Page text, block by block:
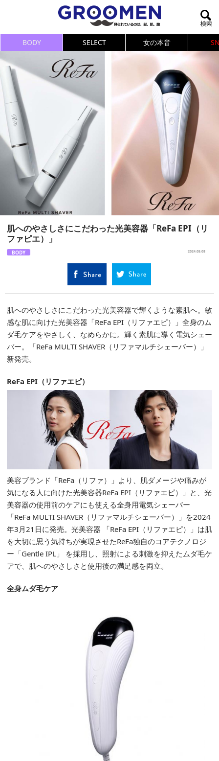
BODY SELECT 女の本音
肌へのやさしさにこだわった光美容器「ReFa EPI（リ
ファピエ）」
BODY 2024.05.08
肌へのやさしさにこだわった光美容器で輝くような素肌へ。敏
感な肌に向けた光美容器「ReFa EPI（リファエピ）」全身のム
ダ毛ケアをやさしく、なめらかに。輝く素肌に導く電気シェー
バー。「ReFa MULTI SHAVER（リファマルチシェーバー）」
新発売。
ReFa EPI（リファエピ）
美容ブランド「ReFa（リファ）」より、肌ダメージや痛みが
気になる人に向けた光美容器ReFa EPI（リファエピ）」と、光
美容器の使用前のケアにも使える全身用電気シェーバー
「ReFa MULTI SHAVER（リファマルチシェーバー）」を2024
年3月21日に発売。光美容器 「ReFa EPI（リファエピ）」は肌
を大切に思う気持ちが実現させたReFa独自のコアテクノロジ
ー「Gentle IPL」 を採用し、照射による刺激を抑えたムダ毛ケ
アで、肌へのやさしさと使用後の満足感を両立。
全身ムダ毛ケア